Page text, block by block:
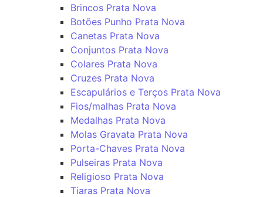
Brincos Prata Nova
Botões Punho Prata Nova
Canetas Prata Nova
Conjuntos Prata Nova
Colares Prata Nova
Cruzes Prata Nova
Escapulários e Terços Prata Nova
Fios/malhas Prata Nova
Medalhas Prata Nova
Molas Gravata Prata Nova
Porta-Chaves Prata Nova
Pulseiras Prata Nova
Religioso Prata Nova
Tiaras Prata Nova